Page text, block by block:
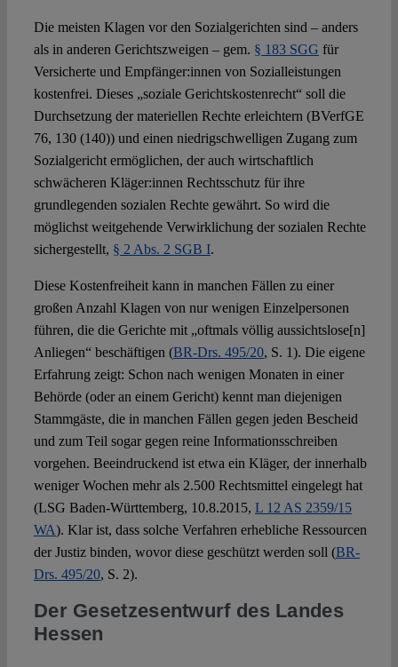
Die meisten Klagen vor den Sozialgerichten sind – anders
als in anderen Gerichtszweigen – gem. § 183 SGG für
Versicherte und Empfänger:innen von Sozialleistungen
kostenfrei. Dieses „soziale Gerichtskostenrecht“ soll die
Durchsetzung der materiellen Rechte erleichtern (BVerfGE
76, 130 (140)) und einen niedrigschwelligen Zugang zum
Sozialgericht ermöglichen, der auch wirtschaftlich
schwächeren Kläger:innen Rechtsschutz für ihre
grundlegenden sozialen Rechte gewährt. So wird die
möglichst weitgehende Verwirklichung der sozialen Rechte
sichergestellt, § 2 Abs. 2 SGB I.
Diese Kostenfreiheit kann in manchen Fällen zu einer
großen Anzahl Klagen von nur wenigen Einzelpersonen
führen, die die Gerichte mit „oftmals völlig aussichtslose[n]
Anliegen“ beschäftigen (BR-Drs. 495/20, S. 1). Die eigene
Erfahrung zeigt: Schon nach wenigen Monaten in einer
Behörde (oder an einem Gericht) kennt man diejenigen
Stammgäste, die in manchen Fällen gegen jeden Bescheid
und zum Teil sogar gegen reine Informationsschreiben
vorgehen. Beeindruckend ist etwa ein Kläger, der innerhalb
weniger Wochen mehr als 2.500 Rechtsmittel eingelegt hat
(LSG Baden-Württemberg, 10.8.2015, L 12 AS 2359/15
WA). Klar ist, dass solche Verfahren erhebliche Ressourcen
der Justiz binden, wovor diese geschützt werden soll (BR-
Drs. 495/20, S. 2).
Der Gesetzesentwurf des Landes
Hessen